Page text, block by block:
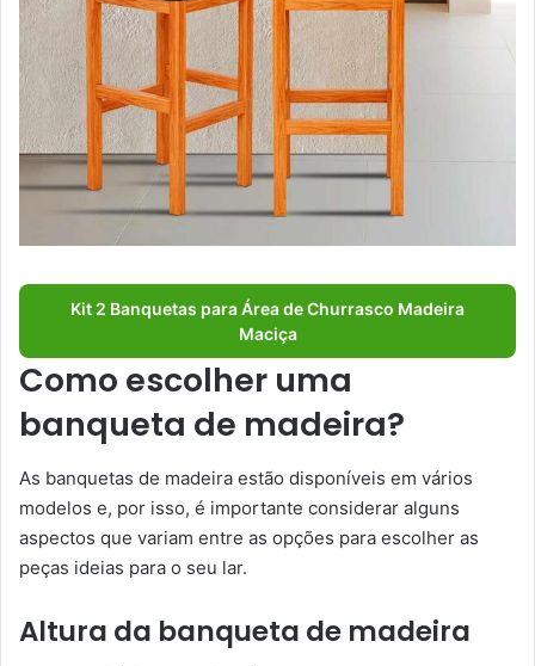
Kit 2 Banquetas para Área de Churrasco Madeira
Maciça
Como escolher uma
banqueta de madeira?
As banquetas de madeira estão disponíveis em vários
modelos e, por isso, é importante considerar alguns
aspectos que variam entre as opções para escolher as
peças ideias para o seu lar.
Altura da banqueta de madeira